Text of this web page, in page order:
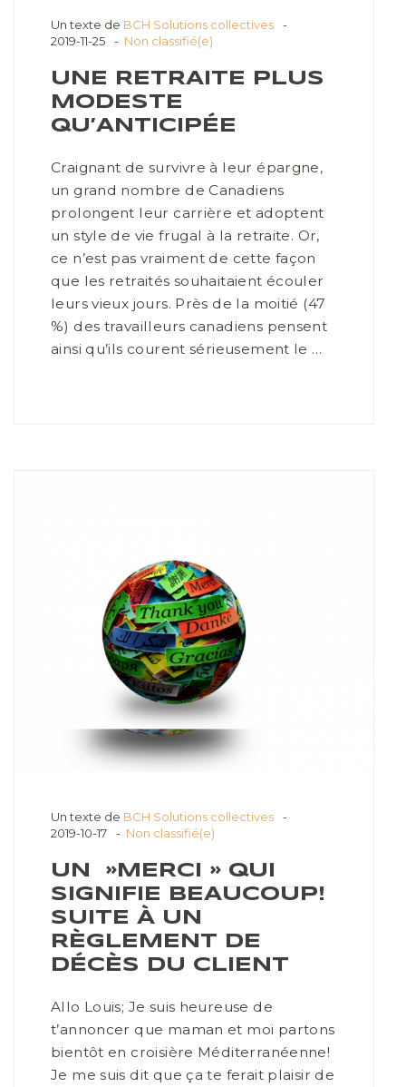
Un texte de BCH Solutions collectives
2019-11-25
Non classifié(e)
UNE RETRAITE PLUS
MODESTE
QU’ANTICIPÉE
Craignant de survivre à leur épargne,
un grand nombre de Canadiens
prolongent leur carrière et adoptent
un style de vie frugal à la retraite. Or,
ce n’est pas vraiment de cette façon
que les retraités souhaitaient écouler
leurs vieux jours. Près de la moitié (47
%) des travailleurs canadiens pensent
ainsi qu’ils courent sérieusement le …
Un texte de BCH Solutions collectives
2019-10-17
Non classifié(e)
UN »MERCI » QUI
SIGNIFIE BEAUCOUP!
SUITE À UN
RÈGLEMENT DE
DÉCÈS DU CLIENT
Allo Louis; Je suis heureuse de
t’annoncer que maman et moi partons
bientôt en croisière Méditerranéenne!
Je me suis dit que ça te ferait plaisir de